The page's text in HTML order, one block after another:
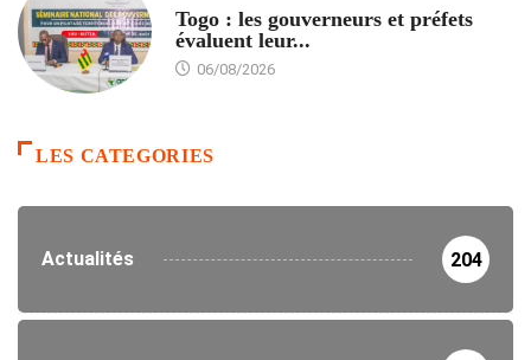
Togo : les gouverneurs et préfets
évaluent leur...
06/08/2026
LES CATEGORIES
Actualités 204